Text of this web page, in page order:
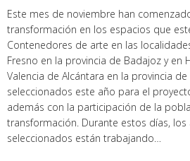
Este mes de noviembre han
transformación en los espacios que
Contenedores de arte en las
Fresno en la provincia de Badajoz y en
Valencia de Alcántara en la provincia
seleccionados este año para el
además con la participación de la
transformación. Durante estos días,
seleccionados están trabajando…